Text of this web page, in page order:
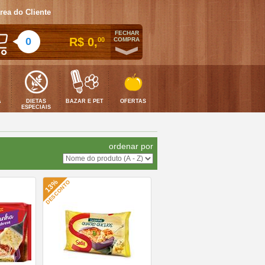
do Cliente
0 R$ 0,00
FECHAR
COMPRA
DIETAS
ESPECIAIS
BAZAR E PET OFERTAS
ordenar por
13%
DESCONTO